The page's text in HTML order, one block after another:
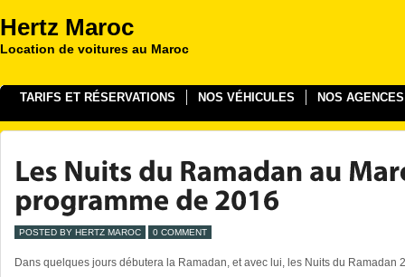
Hertz Maroc
Location de voitures au Maroc
TARIFS ET RÉSERVATIONS NOS VÉHICULES NOS AGENCES
POSTED BY HERTZ MAROC 0 COMMENT
Dans quelques jours débutera la Ramadan, et avec lui, les Nuits du Ramadan